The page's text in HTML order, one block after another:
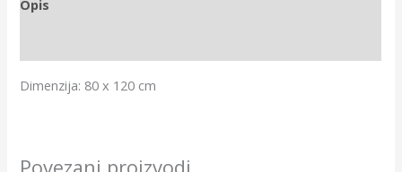
Opis
Dimenzija: 80 x 120 cm